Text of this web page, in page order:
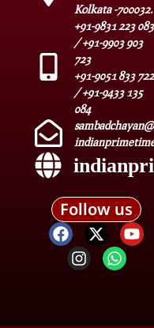
Kolkata -700032.
+91-9831 223 083
/ +91-9903 903
723
+91-9051 833 722
/ +91-9433 135
084
Follow us